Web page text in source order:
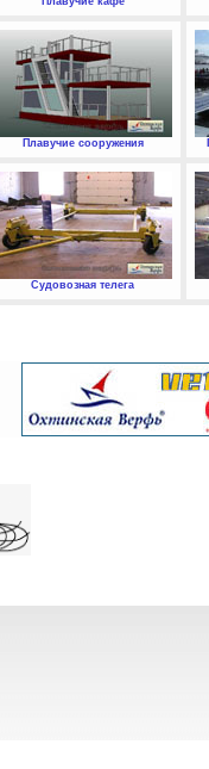
Плавучие сооружения
Судовозная телега